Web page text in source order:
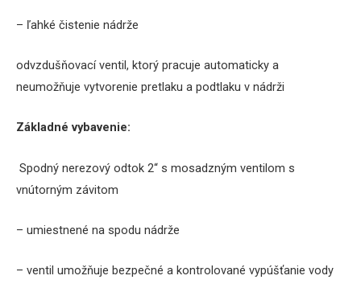
– ľahké čistenie nádrže
odvzdušňovací ventil, ktorý pracuje automaticky a
neumožňuje vytvorenie pretlaku a podtlaku v nádrži
Základné vybavenie:
Spodný nerezový odtok 2“ s mosadzným ventilom s
vnútorným závitom
– umiestnené na spodu nádrže
– ventil umožňuje bezpečné a kontrolované vypúšťanie vody